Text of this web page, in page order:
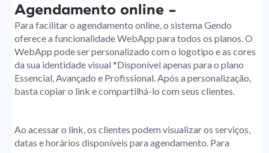
Agendamento online -
Para facilitar o agendamento online, o sistema Gendo
oferece a funcionalidade WebApp para todos os planos. O
WebApp pode ser personalizado com o logotipo e as cores
da sua identidade visual *Disponível apenas para o plano
Essencial, Avançado e Profissional. Após a personalização,
basta copiar o link e compartilhá-lo com seus clientes.
Ao acessar o link, os clientes podem visualizar os serviços,
datas e horários disponíveis para agendamento. Para